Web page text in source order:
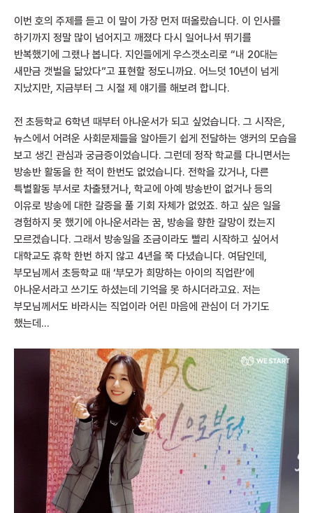
이번 호의 주제를 듣고 이 말이 가장 먼저 떠올랐습니다. 이 인사를
하기까지 정말 많이 넘어지고 깨졌다 다시 일어나서 뛰기를
반복했기에 그랬나 봅니다. 지인들에게 우스갯소리로 “내 20대는
새만금 갯벌을 닮았다”고 표현할 정도니까요. 어느덧 10년이 넘게
지났지만, 지금부터 그 시절 제 얘기를 해보려 합니다.
전 초등학교 6학년 때부터 아나운서가 되고 싶었습니다. 그 시작은,
뉴스에서 어려운 사회문제들을 알아듣기 쉽게 전달하는 앵커의 모습을
보고 생긴 관심과 궁금증이었습니다. 그런데 정작 학교를 다니면서는
방송반 활동을 한 적이 한번도 없었습니다. 전학을 갔거나, 다른
특별활동 부서로 차출됐거나, 학교에 아예 방송반이 없거나 등의
이유로 방송에 대한 갈증을 풀 기회 자체가 없었죠. 하고 싶은 일을
경험하지 못 했기에 아나운서라는 꿈, 방송을 향한 갈망이 컸는지
모르겠습니다. 그래서 방송일을 조금이라도 빨리 시작하고 싶어서
대학교도 휴학 한번 하지 않고 4년을 쭉 다녔습니다. 여담인데,
부모님께서 초등학교 때 ‘부모가 희망하는 아이의 직업란’에
아나운서라고 쓰기도 하셨는데 기억을 못 하시더라고요. 저는
부모님께서도 바라시는 직업이라 어린 마음에 관심이 더 가기도
했는데…